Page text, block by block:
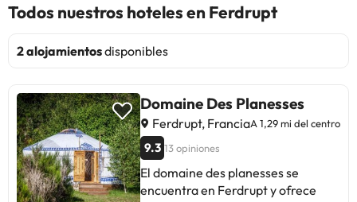
Todos nuestros hoteles en Ferdrupt
2 alojamientosdisponibles
Domaine Des Planesses
Ferdrupt, FranciaA 1,29 mi del centro
9.3 13 opiniones
El domaine des planesses se
encuentra en Ferdrupt y ofrece